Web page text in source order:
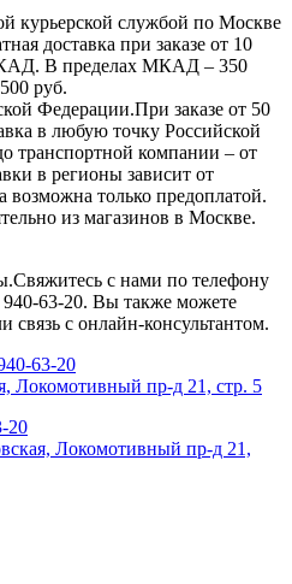
курьерской службой по Москве
доставка при заказе от 10
В пределах МКАД – 350
руб.
Федерации.При заказе от 50
в любую точку Российской
транспортной компании – от
в регионы зависит от
только предоплатой.
из магазинов в Москве.
с нами по телефону
63-20. Вы также можете
связь с онлайн-консультантом.
63-20
Локомотивный пр-д 21, стр. 5
20
Локомотивный пр-д 21,